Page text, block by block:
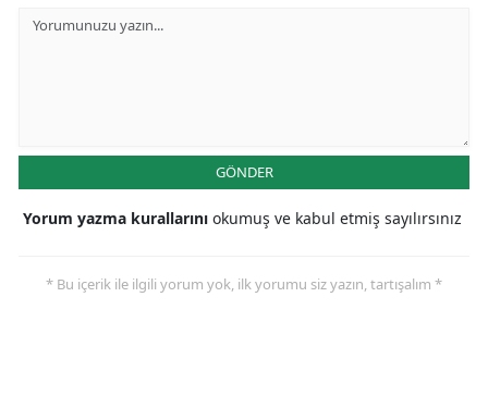
GÖNDER
Yorum yazma kurallarını okumuş ve kabul etmiş sayılırsınız
* Bu içerik ile ilgili yorum yok, ilk yorumu siz yazın, tartışalım *